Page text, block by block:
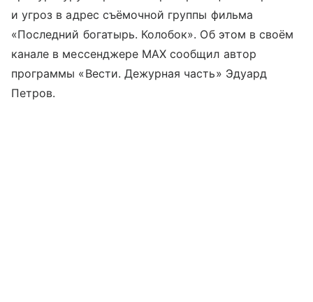
и угроз в адрес съёмочной группы фильма
«Последний богатырь. Колобок». Об этом в своём
канале в мессенджере MAX сообщил автор
программы «Вести. Дежурная часть» Эдуард
Петров.